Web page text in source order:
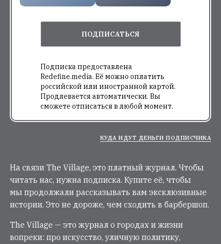
ПОДПИСАТЬСЯ
Подписка предоставлена
Redefine.media. Её можно оплатить
российской или иностранной картой.
Продлевается автоматически. Вы
сможете отписаться в любой момент.
КУДА ИДУТ ДЕНЬГИ ПОДПИСЧИКА
На связи The Village, это платный журнал. Чтобы
читать нас, нужна подписка. Купите её, чтобы
мы продолжали рассказывать вам эксклюзивные
истории. Это не дороже, чем сходить в барбершоп.
The Village — это журнал о городах и жизни
вопреки: про искусство, уличную политику,